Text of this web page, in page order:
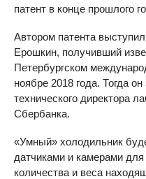
патент в конце прошлого
Автором патента
Ерошкин, получивший
Петербургском
ноябре 2018 года. Тогда
технического директора
Сбербанка.
«Умный» холодильник
датчиками и камерами
количества и веса